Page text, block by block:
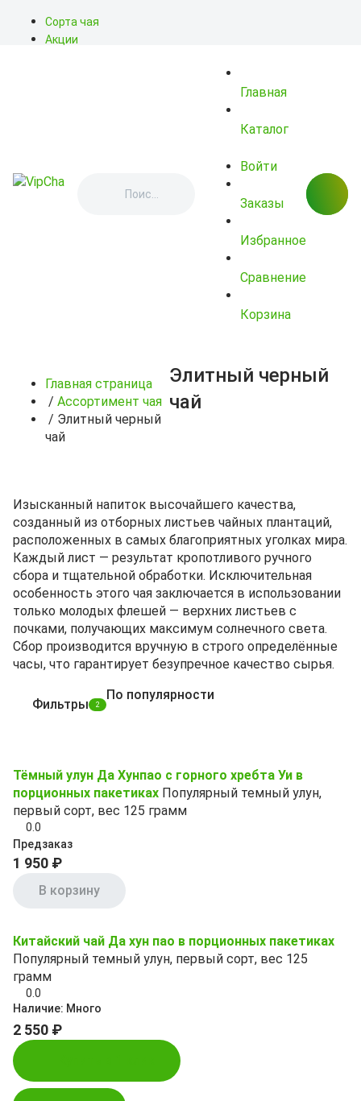
Сорта чая
Акции
Главная
Каталог
Войти
Заказы
Избранное
Сравнение
Корзина
Главная страница
/ Ассортимент чая
/ Элитный черный
чай
Элитный черный
чай
Изысканный напиток высочайшего качества,
созданный из отборных листьев чайных плантаций,
расположенных в самых благоприятных уголках мира.
Каждый лист — результат кропотливого ручного
сбора и тщательной обработки. Исключительная
особенность этого чая заключается в использовании
только молодых флешей — верхних листьев с
почками, получающих максимум солнечного света.
Сбор производится вручную в строго определённые
часы, что гарантирует безупречное качество сырья.
Фильтры 2
По популярности
Тёмный улун Да Хунпао с горного хребта Уи в
порционных пакетиках Популярный темный улун,
первый сорт, вес 125 грамм
0.0
Предзаказ
1 950 ₽
В корзину
Китайский чай Да хун пао в порционных пакетиках
Популярный темный улун, первый сорт, вес 125
грамм
0.0
Наличие: Много
2 550 ₽